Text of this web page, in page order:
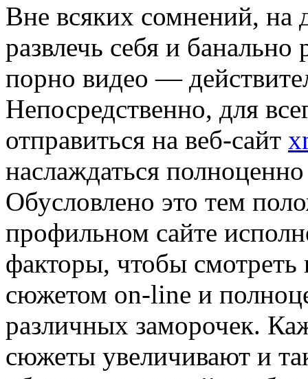
Вне всяких сомнений, на
развлечь себя и банально
порно видео —
Непосредственно, для
отправиться на веб-сайт
наслаждаться
Обусловлено это тем
профильном сайте
факторы, чтобы
сюжетом on-line и
различных заморочек.
сюжеты увеличивают и